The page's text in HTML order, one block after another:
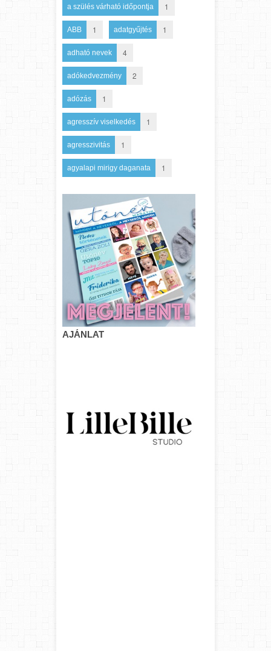
a szülés várható időpontja 1
ABB 1 adatgyűjtés 1
adható nevek 4
adókedvezmény 2
adózás 1
agresszív viselkedés 1
agresszivitás 1
agyalapi mirigy daganata 1
AJÁNLAT